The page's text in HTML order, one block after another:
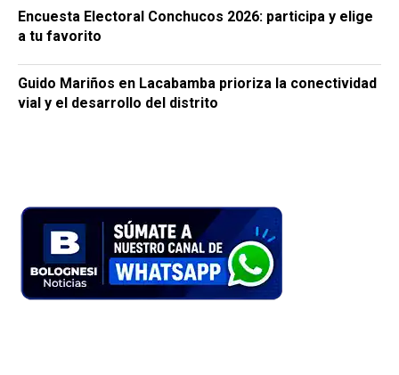
Encuesta Electoral Conchucos 2026: participa y elige
a tu favorito
Guido Mariños en Lacabamba prioriza la conectividad
vial y el desarrollo del distrito